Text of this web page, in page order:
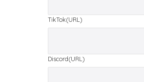
TikTok(URL)
Discord(URL)